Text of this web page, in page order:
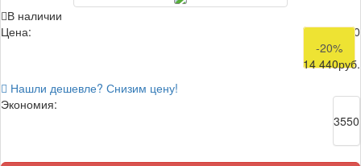
В наличии
Цена:
17 990
-20%
14 440руб.
Нашли дешевле? Снизим цену!
Экономия:
3550